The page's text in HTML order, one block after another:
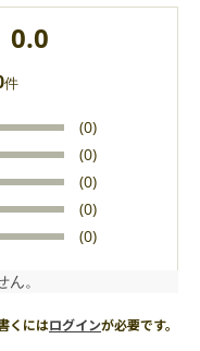
0.0
件
(0)
(0)
(0)
(0)
(0)
。
くにはログインが必要です。